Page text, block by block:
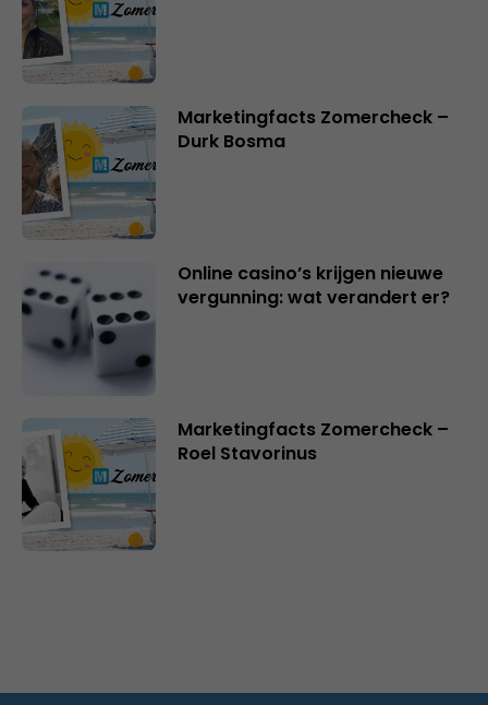
Marketingfacts Zomercheck –
Durk Bosma
Online casino’s krijgen nieuwe
vergunning: wat verandert er?
Marketingfacts Zomercheck –
Roel Stavorinus